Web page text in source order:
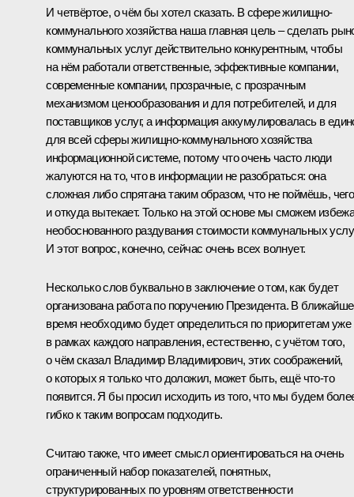
И четвёртое, о чём бы хотел сказать. В сфере жилищно-
коммунального хозяйства наша главная цель – сделать
коммунальных услуг действительно конкурентным, чтобы
на нём работали ответственные, эффективные компании,
современные компании, прозрачные, с прозрачным
механизмом ценообразования и для потребителей, и для
поставщиков услуг, а информация аккумулировалась в
для всей сферы жилищно-коммунального хозяйства
информационной системе, потому что очень часто люди
жалуются на то, что в информации не разобраться: она
сложная либо спрятана таким образом, что не поймёшь, чего
и откуда вытекает. Только на этой основе мы сможем
необоснованного раздувания стоимости коммунальных
И этот вопрос, конечно, сейчас очень всех волнует.
Несколько слов буквально в заключение о том, как будет
организована работа по поручению Президента. В
время необходимо будет определиться по приоритетам уже
в рамках каждого направления, естественно, с учётом того,
о чём сказал Владимир Владимирович, этих соображений,
о которых я только что доложил, может быть, ещё что‑то
появится. Я бы просил исходить из того, что мы будем
гибко к таким вопросам подходить.
Считаю также, что имеет смысл ориентироваться на очень
ограниченный набор показателей, понятных,
структурированных по уровням ответственности